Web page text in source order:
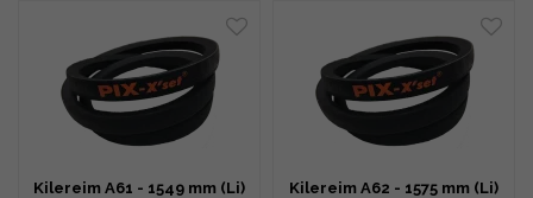
Kilereim A61 - 1549 mm (Li) Kilereim A62 - 1575 mm (Li)